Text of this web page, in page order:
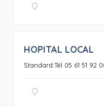
HOPITAL LOCAL
Standard:Tél 05 61 51 92